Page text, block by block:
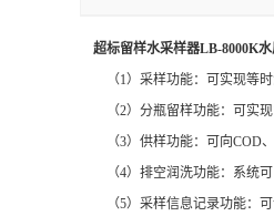
超标留样水采样器LB-8000K
（1）采样功能：可实现等时
（2）分瓶留样功能：可实现1
（3）供样功能：可向COD、
（4）排空润洗功能：系统可
（5）采样信息记录功能：可